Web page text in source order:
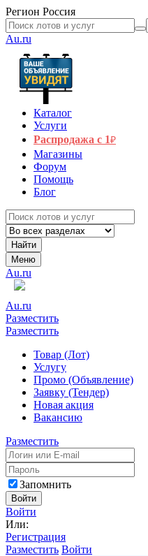
Регион Россия
Au.ru
Каталог
Услуги
Распродажа с 1₽
Магазины
Форум
Помощь
Блог
Найти
Меню
Au.ru
Au.ru
Разместить
Разместить
Товар (Лот)
Услугу
Промо (Объявление)
Заявку (Тендер)
Новая акция
Вакансию
Разместить
Запомнить
Войти
Войти
Или:
Регистрация
Разместить Войти